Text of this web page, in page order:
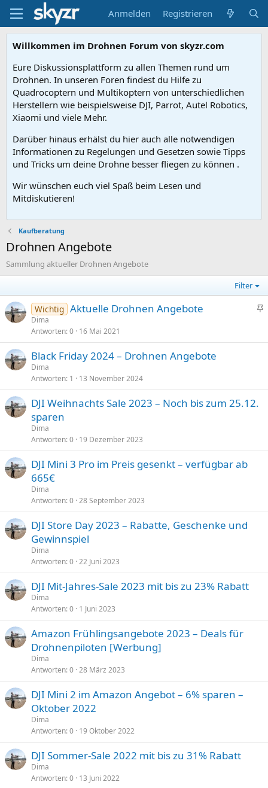
Anmelden Registrieren
Willkommen im Drohnen Forum von skyzr.com
Eure Diskussionsplattform zu allen Themen rund um
Drohnen. In unseren Foren findest du Hilfe zu
Quadrocoptern und Multikoptern von unterschiedlichen
Herstellern wie beispielsweise DJI, Parrot, Autel Robotics,
Xiaomi und viele Mehr.
Darüber hinaus erhälst du hier auch alle notwendigen
Informationen zu Regelungen und Gesetzen sowie Tipps
und Tricks um deine Drohne besser fliegen zu können .
Wir wünschen euch viel Spaß beim Lesen und
Mitdiskutieren!
Kaufberatung
Drohnen Angebote
Sammlung aktueller Drohnen Angebote
Filter
A
e
Wichtig Aktuelle Drohnen Angebote
Dima
Antworten 0 16 Mai 2021
Black Friday 2024 – Drohnen Angebote
Dima
Antworten 1 13 November 2024
DJI Weihnachts Sale 2023 – Noch bis zum 25.12.
sparen
Dima
Antworten 0 19 Dezember 2023
DJI Mini 3 Pro im Preis gesenkt – verfügbar ab
665€
Dima
Antworten 0 28 September 2023
DJI Store Day 2023 – Rabatte, Geschenke und
Gewinnspiel
Dima
Antworten 0 22 Juni 2023
DJI Mit-Jahres-Sale 2023 mit bis zu 23% Rabatt
Dima
Antworten 0 1 Juni 2023
Amazon Frühlingsangebote 2023 – Deals für
Drohnenpiloten [Werbung]
Dima
Antworten 0 28 März 2023
DJI Mini 2 im Amazon Angebot – 6% sparen –
Oktober 2022
Dima
Antworten 0 19 Oktober 2022
DJI Sommer-Sale 2022 mit bis zu 31% Rabatt
Dima
Antworten 0 13 Juni 2022